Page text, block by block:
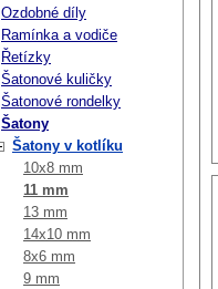
Ozdobné díly
Ramínka a vodiče
Řetízky
Šatonové kuličky
Šatonové rondelky
Šatony
Šatony v kotlíku
10x8 mm
11 mm
13 mm
14x10 mm
8x6 mm
9 mm